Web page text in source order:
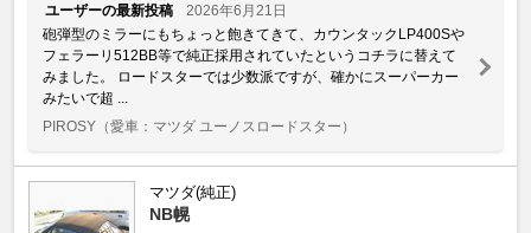
ユーザーの最新投稿
2026年6月21日
砲弾型のミラーにもちょっと飽きてきて、カウンタックLP400Sや
フェラーリ512BB等で純正採用されていたというコチラに替えて
みました。 ロードスターでは少数派ですが、確かにスーパーカー
みたいで超 ...
PIROSY （愛車：マツダ ユーノスロードスター）
マツダ(純正)
NB幌